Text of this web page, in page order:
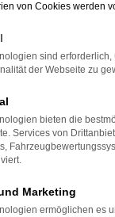
Laden bestimmter
Funktioniert die
Gerät neu.
helfen,
beheben.
auf dem
von Cookies werden
sind erforderlich,
der Webseite zu
bieten die
Services von
Marketing
ermöglichen es